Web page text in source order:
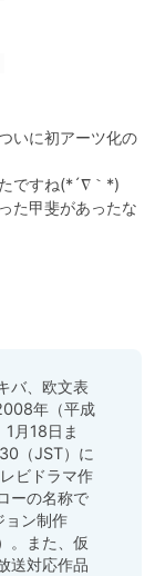
いに初アーツ化の
ですね(*´∇｀*)
た甲斐があったな
バ、欧文表
年（平成
月18日ま
（JST）に
ビドラマ作
ーの名称で
ョン制作
。また、仮
送対応作品